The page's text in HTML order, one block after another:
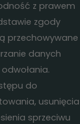
z prawem
zgody
przechowywane
danych
do
usunięcia
sprzeciwu